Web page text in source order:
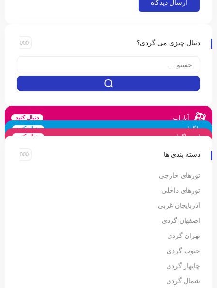
دنبال چیزی می گردی؟
آپارات دنبال کنید
تلگرام دنبال کنید
اینستاگرام دنبال کنید
دسته بندی ها
تورهای خارجی
تورهای داخلی
آذربایجان غربی
اصفهان گردی
تهران گردی
جنوب گردی
چابهار گردی
شمال گردی